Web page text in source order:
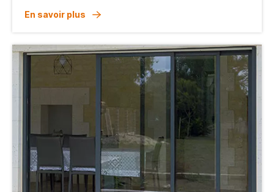
En savoir plus